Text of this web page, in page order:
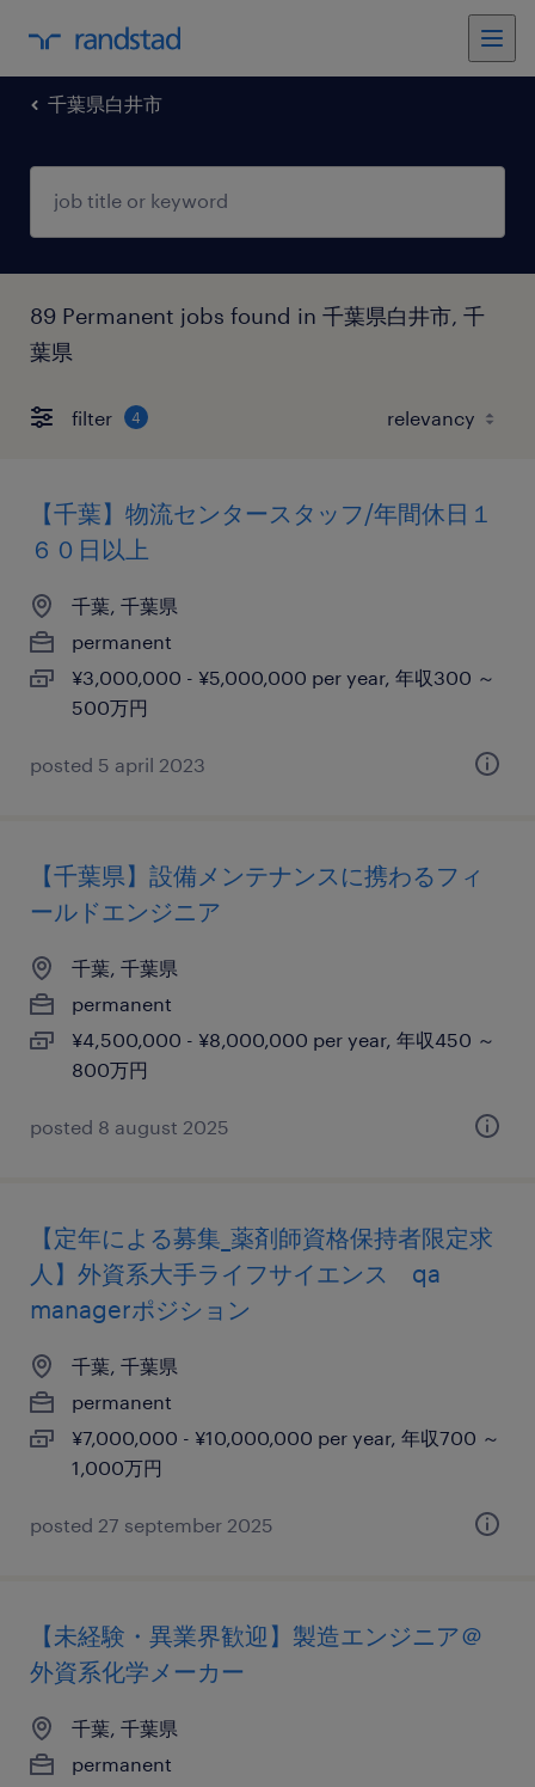
千葉県白井市
89 Permanent jobs found in 千葉県白井市, 千
葉県
filter 4
【千葉】物流センタースタッフ/年間休日１
６０日以上
千葉, 千葉県
permanent
¥3,000,000 - ¥5,000,000 per year, 年収300 ～
500万円
posted 5 april 2023
【千葉県】設備メンテナンスに携わるフィ
ールドエンジニア
千葉, 千葉県
permanent
¥4,500,000 - ¥8,000,000 per year, 年収450 ～
800万円
posted 8 august 2025
【定年による募集_薬剤師資格保持者限定求
人】外資系大手ライフサイエンス qa
managerポジション
千葉, 千葉県
permanent
¥7,000,000 - ¥10,000,000 per year, 年収700 ～
1,000万円
posted 27 september 2025
【未経験・異業界歓迎】製造エンジニア＠
外資系化学メーカー
千葉, 千葉県
permanent